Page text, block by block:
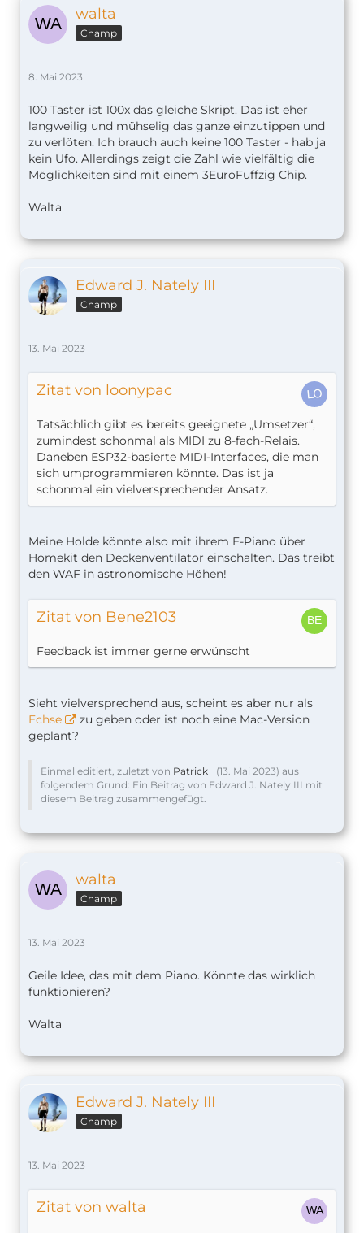
walta
Champ
8. Mai 2023
100 Taster ist 100x das gleiche Skript. Das ist eher
langweilig und mühselig das ganze einzutippen und
zu verlöten. Ich brauch auch keine 100 Taster - hab ja
kein Ufo. Allerdings zeigt die Zahl wie vielfältig die
Möglichkeiten sind mit einem 3EuroFuffzig Chip.
Walta
Edward J. Nately III
Champ
13. Mai 2023
Zitat von loonypac
Tatsächlich gibt es bereits geeignete „Umsetzer“,
zumindest schonmal als MIDI zu 8-fach-Relais.
Daneben ESP32-basierte MIDI-Interfaces, die man
sich umprogrammieren könnte. Das ist ja
schonmal ein vielversprechender Ansatz.
Meine Holde könnte also mit ihrem E-Piano über
Homekit den Deckenventilator einschalten. Das treibt
den WAF in astronomische Höhen!
Zitat von Bene2103
Feedback ist immer gerne erwünscht
Sieht vielversprechend aus, scheint es aber nur als
Echse
zu geben oder ist noch eine Mac-Version
geplant?
Einmal editiert, zuletzt von Patrick_ (13. Mai 2023) aus
folgendem Grund: Ein Beitrag von Edward J. Nately III mit
diesem Beitrag zusammengefügt.
walta
Champ
13. Mai 2023
Geile Idee, das mit dem Piano. Könnte das wirklich
funktionieren?
Walta
Edward J. Nately III
Champ
13. Mai 2023
Zitat von walta